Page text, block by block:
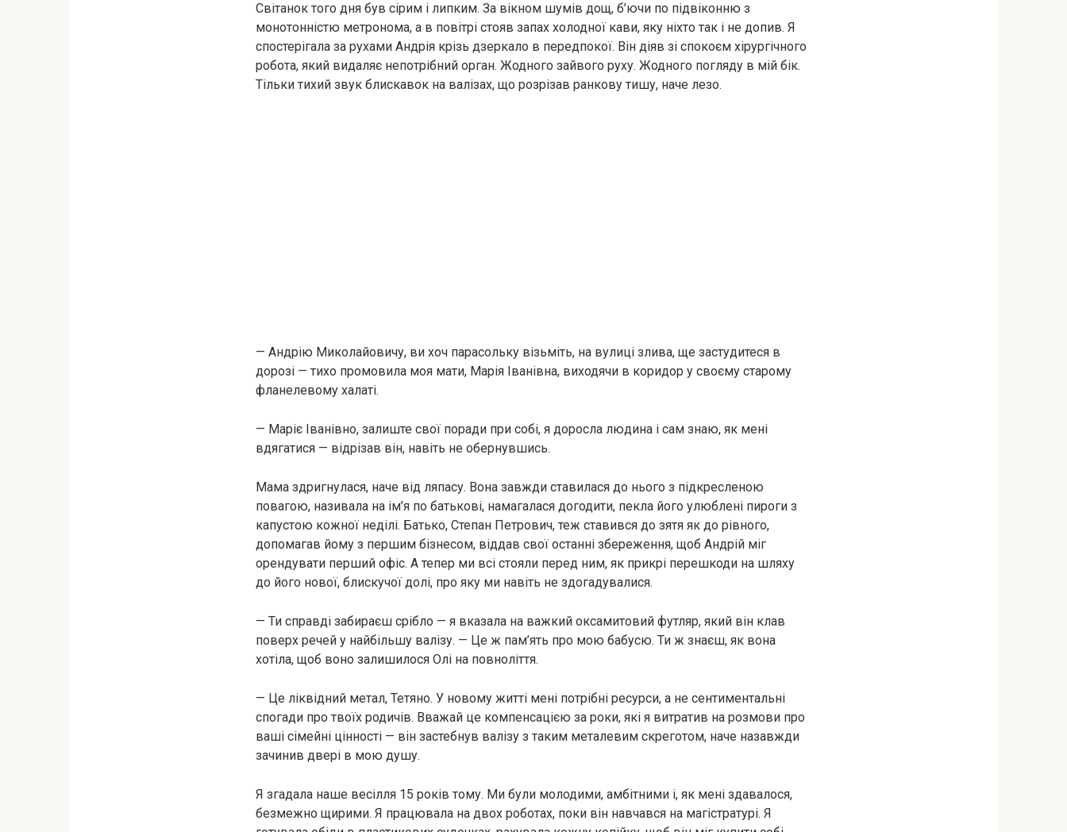
Світанок того дня був сірим і липким. За вікном шумів дощ, б’ючи по підвіконню з
монотонністю метронома, а в повітрі стояв запах холодної кави, яку ніхто так і не допив. Я
спостерігала за рухами Андрія крізь дзеркало в передпокої. Він діяв зі спокоєм хірургічного
робота, який видаляє непотрібний орган. Жодного зайвого руху. Жодного погляду в мій бік.
Тільки тихий звук блискавок на валізах, що розрізав ранкову тишу, наче лезо.
— Андрію Миколайовичу, ви хоч парасольку візьміть, на вулиці злива, ще застудитеся в
дорозі — тихо промовила моя мати, Марія Іванівна, виходячи в коридор у своєму старому
фланелевому халаті.
— Маріє Іванівно, залиште свої поради при собі, я доросла людина і сам знаю, як мені
вдягатися — відрізав він, навіть не обернувшись.
Мама здригнулася, наче від ляпасу. Вона завжди ставилася до нього з підкресленою
повагою, називала на ім’я по батькові, намагалася догодити, пекла його улюблені пироги з
капустою кожної неділі. Батько, Степан Петрович, теж ставився до зятя як до рівного,
допомагав йому з першим бізнесом, віддав свої останні збереження, щоб Андрій міг
орендувати перший офіс. А тепер ми всі стояли перед ним, як прикрі перешкоди на шляху
до його нової, блискучої долі, про яку ми навіть не здогадувалися.
— Ти справді забираєш срібло — я вказала на важкий оксамитовий футляр, який він клав
поверх речей у найбільшу валізу. — Це ж пам’ять про мою бабусю. Ти ж знаєш, як вона
хотіла, щоб воно залишилося Олі на повноліття.
— Це ліквідний метал, Тетяно. У новому житті мені потрібні ресурси, а не сентиментальні
спогади про твоїх родичів. Вважай це компенсацією за роки, які я витратив на розмови про
ваші сімейні цінності — він застебнув валізу з таким металевим скреготом, наче назавжди
зачинив двері в мою душу.
Я згадала наше весілля 15 років тому. Ми були молодими, амбітними і, як мені здавалося,
безмежно щирими. Я працювала на двох роботах, поки він навчався на магістратурі. Я